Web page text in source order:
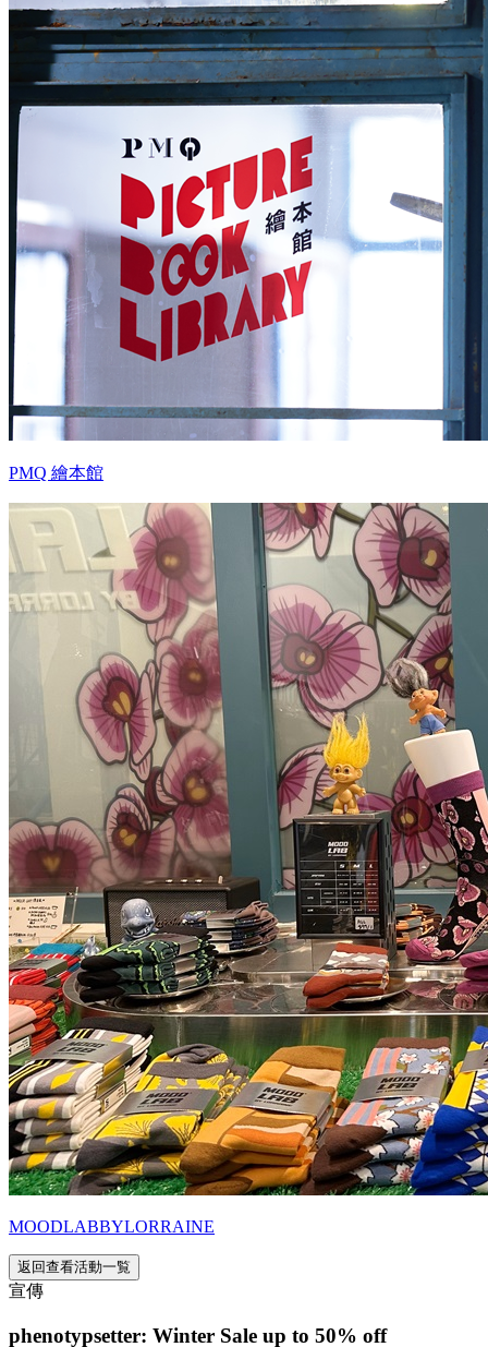
PMQ 繪本館
MOODLABBYLORRAINE
返回查看活動一覧
宣傳
phenotypsetter: Winter Sale up to 50% off